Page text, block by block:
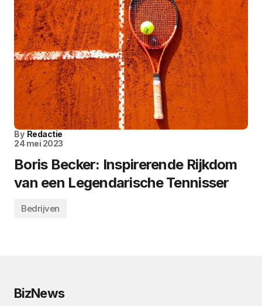
By Redactie
24 mei 2023
Boris Becker: Inspirerende Rijkdom
van een Legendarische Tennisser
Bedrijven
BizNews